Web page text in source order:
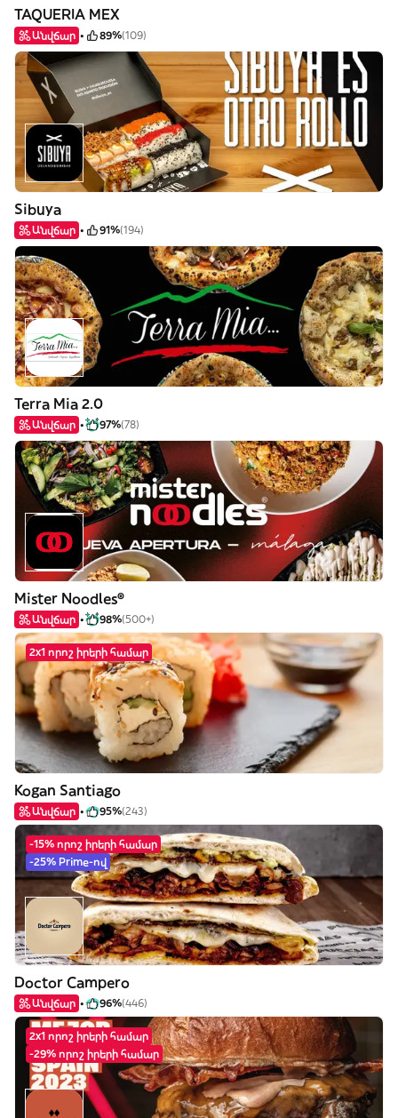
TAQUERIA MEX
Անվճար 89%(109)
Sibuya
Անվճար 91%(194)
Terra Mia 2.0
Անվճար 97%(78)
Mister Noodles®
Անվճար 98%(500+)
2x1 որոշ իրերի համար
Kogan Santiago
Անվճար 95%(243)
-15% որոշ իրերի համար
-25% Prime-ով
Doctor Campero
Անվճար 96%(446)
2x1 որոշ իրերի համար
-29% որոշ իրերի համար